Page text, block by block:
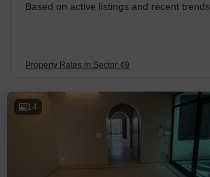
Based on active listings and recent trends
Property Rates in Sector 49
14